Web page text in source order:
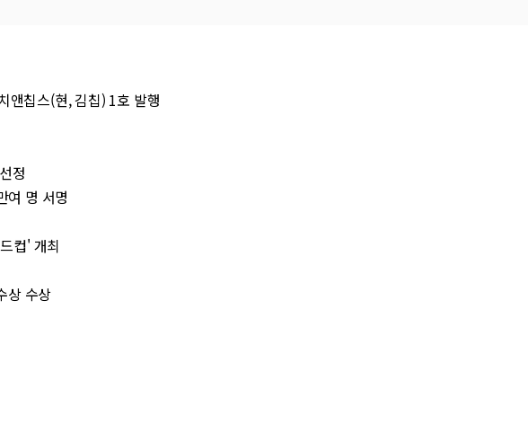
앤칩스(현, 김칩) 1호 발행
정
여 명 서명
컵' 개최
상 수상